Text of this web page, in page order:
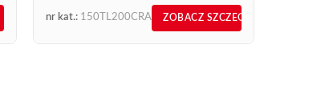
nr kat.: 150TL200CRA ZOBACZ SZCZEGÓŁY